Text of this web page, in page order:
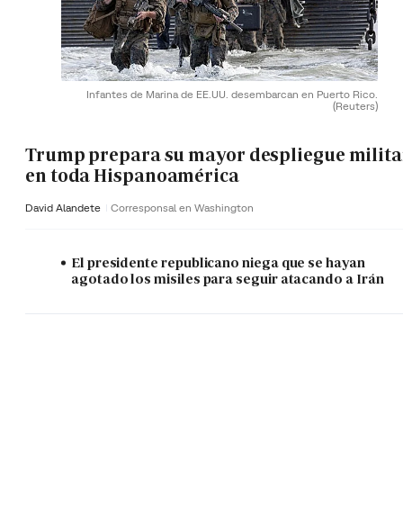
Infantes de Marina de EE.UU. desembarcan en Puerto Rico.
(Reuters)
Trump prepara su mayor despliegue
en toda Hispanoamérica
David Alandete Corresponsal en Washington
El presidente republicano niega que se hayan
agotado los misiles para seguir atacando a Irán